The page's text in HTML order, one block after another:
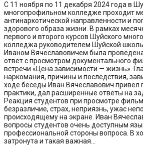
С 11 ноября по 11 декабря 2024 года в
многопрофильном колледже проходит
антинаркотической направленности и
здорового образа жизни. В рамках
первого и второго курсов Шуйского
колледжа руководителем Шуйской
Иваном Вячеславовичем была
ответ с просмотром документального
встречи «Цена зависимости — жизнь».
наркомания, причины и последствия,
ходе беседы Иван Вячеславович привел
практики, дал расширенные ответы на
Реакция студентов при просмотре
безразличие, страх, неприязнь, ужас
происходящему на экране. Иван
вопросы студентов очень доступным
профессиональной стороны вопроса. В
затронута и такая важная...